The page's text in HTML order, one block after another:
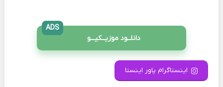
دانلــود موزیــکیـــو
ADS
اینستاگرام پاور اینستا